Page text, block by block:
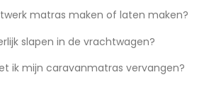
matras maken of laten maken?
slapen in de vrachtwagen?
ik mijn caravanmatras vervangen?